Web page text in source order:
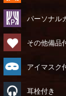
パーソナル
その他備品
アイマスク
耳栓付き